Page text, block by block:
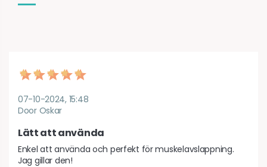
07-10-2024, 15:48
Door Oskar
Lätt att använda
Enkel att använda och perfekt för muskelavslappning.
Jag gillar den!